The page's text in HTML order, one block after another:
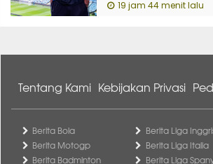
19 jam 44 menit lalu
Tentang Kami Kebijakan Privasi
Berita Bola
Berita Motogp
Berita Badminton
Berita Liga
Berita Liga Italia
Berita Liga